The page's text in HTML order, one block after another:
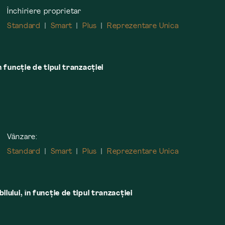
Închiriere proprietar
Standard
Smart Plus Reprezentare Unica
funcție de tipul tranzacției
Vânzare:
Standard
Smart Plus Reprezentare Unica
în funcţie de tipul tranzacţiei